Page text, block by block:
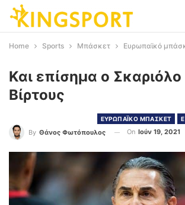
Home Sports Μπάσκετ Ευρωπαϊκό
Και επίσημα ο Σκαριόλο
Βίρτους
ΕΥΡΩΠΑΪΚΟ ΜΠΑΣΚΕΤ
By Θάνος Φωτόπουλος On Ιούν 19, 2021